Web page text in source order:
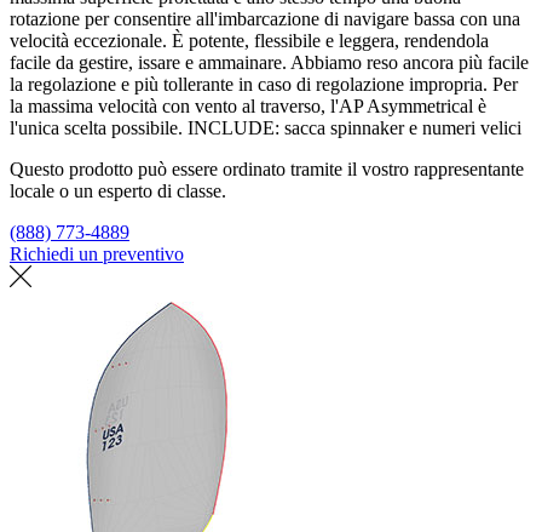
rotazione per consentire all'imbarcazione di navigare bassa con una
velocità eccezionale. È potente, flessibile e leggera, rendendola
facile da gestire, issare e ammainare. Abbiamo reso ancora più facile
la regolazione e più tollerante in caso di regolazione impropria. Per
la massima velocità con vento al traverso, l'AP Asymmetrical è
l'unica scelta possibile. INCLUDE: sacca spinnaker e numeri velici
Questo prodotto può essere ordinato tramite il vostro rappresentante
locale o un esperto di classe.
(888) 773-4889
Richiedi un preventivo